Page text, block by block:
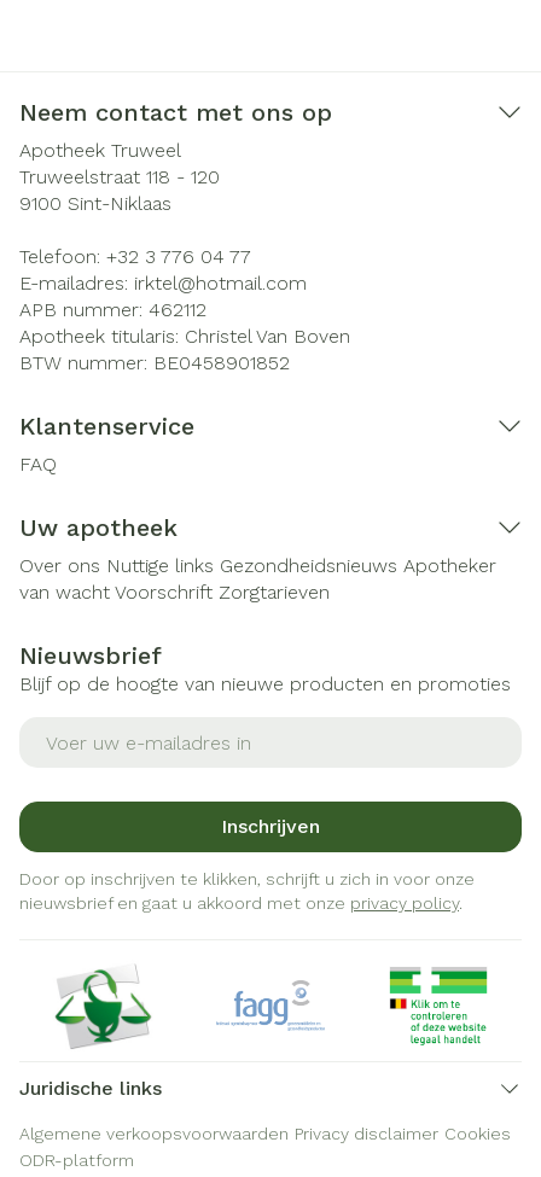
Neem contact met ons op
Apotheek Truweel
Truweelstraat 118 - 120
9100 Sint-Niklaas
Telefoon: +32 3 776 04 77
E-mailadres: irktel@hotmail.com
APB nummer: 462112
Apotheek titularis: Christel Van Boven
BTW nummer: BE0458901852
Klantenservice
FAQ
Uw apotheek
Over ons Nuttige links Gezondheidsnieuws Apotheker
van wacht Voorschrift Zorgtarieven
Nieuwsbrief
Blijf op de hoogte van nieuwe producten en promoties
Inschrijven
Door op inschrijven te klikken, schrijft u zich in voor onze
nieuwsbrief en gaat u akkoord met onze privacy policy.
Juridische links
Algemene verkoopsvoorwaarden Privacy disclaimer Cookies
ODR-platform